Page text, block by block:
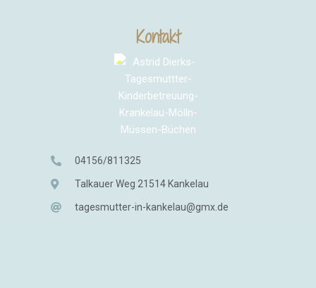
Kontakt
04156/811325
Talkauer Weg 21514 Kankelau
tagesmutter-in-kankelau@gmx.de